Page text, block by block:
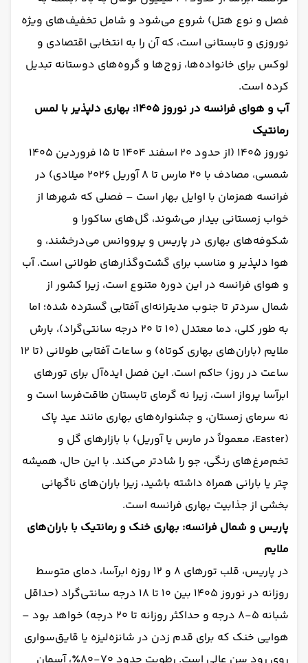
فصل و نوع هتل) شروع می‌شود و شامل تخفیف‌های ویژه
نوروزی و تابستانی است، که آن را به انتخابی اقتصادی و
لوکس برای خانواده‌ها، زوج‌ها و گروه‌های دوستانه تبدیل
کرده است.
آب و هوای فرانسه در نوروز ۱۴۰۵: بهاری دلپذیر با لمس
رمانتیک
نوروز ۱۴۰۵ (از حدود ۲۰ اسفند ۱۴۰۴ تا ۱۵ فروردین ۱۴۰۵
شمسی، مصادف با ۲۰ مارس تا ۸ آوریل ۲۰۲۶ میلادی) در
فرانسه همزمان با اوایل بهار است – فصلی که شهرها از
خواب زمستانی بیدار می‌شوند، گل‌های ساکورا و
شکوفه‌های بهاری در پاریس و پرووانس می‌درخشند، و
هوا دلپذیر و مناسب برای گشت‌وگذارهای طولانی است. آب
و هوای فرانسه در این دوره متنوع است، زیرا کشور از
شمال سردتر تا جنوب مدیترانه‌ای آفتابی گسترده شده؛ اما
به طور کلی، دما معتدل (۱۰ تا ۲۰ درجه سانتی‌گراد)، بارش
ملایم (باران‌های بهاری کوتاه) و ساعات آفتابی طولانی (تا ۱۲
ساعت در روز) حاکم است. این فصل ایده‌آل برای تورهای
ابرآسا پرواز است، زیرا نه گرمای تابستان طاقت‌فرسا است و
نه سرمای زمستان، و جشنواره‌های بهاری مانند عید پاک
(Easter، معمولاً در مارس یا آوریل) با بازارهای گل و
تخم‌مرغ‌های رنگی، جو را شادتر می‌کند. با این حال، همیشه
چتر یا بارانی همراه داشته باشید، زیرا باران‌های ناگهانی
بخشی از جذابیت بهاری فرانسه است.
پاریس و شمال فرانسه: بهاری خنک و رمانتیک با باران‌های
ملایم
در پاریس، قلب تورهای ۸ و ۱۲ روزه ابرآسا، دمای متوسط
روزانه در نوروز ۱۴۰۵ بین ۱۰ تا ۱۸ درجه سانتی‌گراد (حداقل
شبانه ۵-۸ درجه و حداکثر روزانه تا ۲۰ درجه) خواهد بود –
هوایی خنک که برای قدم زدن در شانزه‌لیزه یا قایق‌سواری